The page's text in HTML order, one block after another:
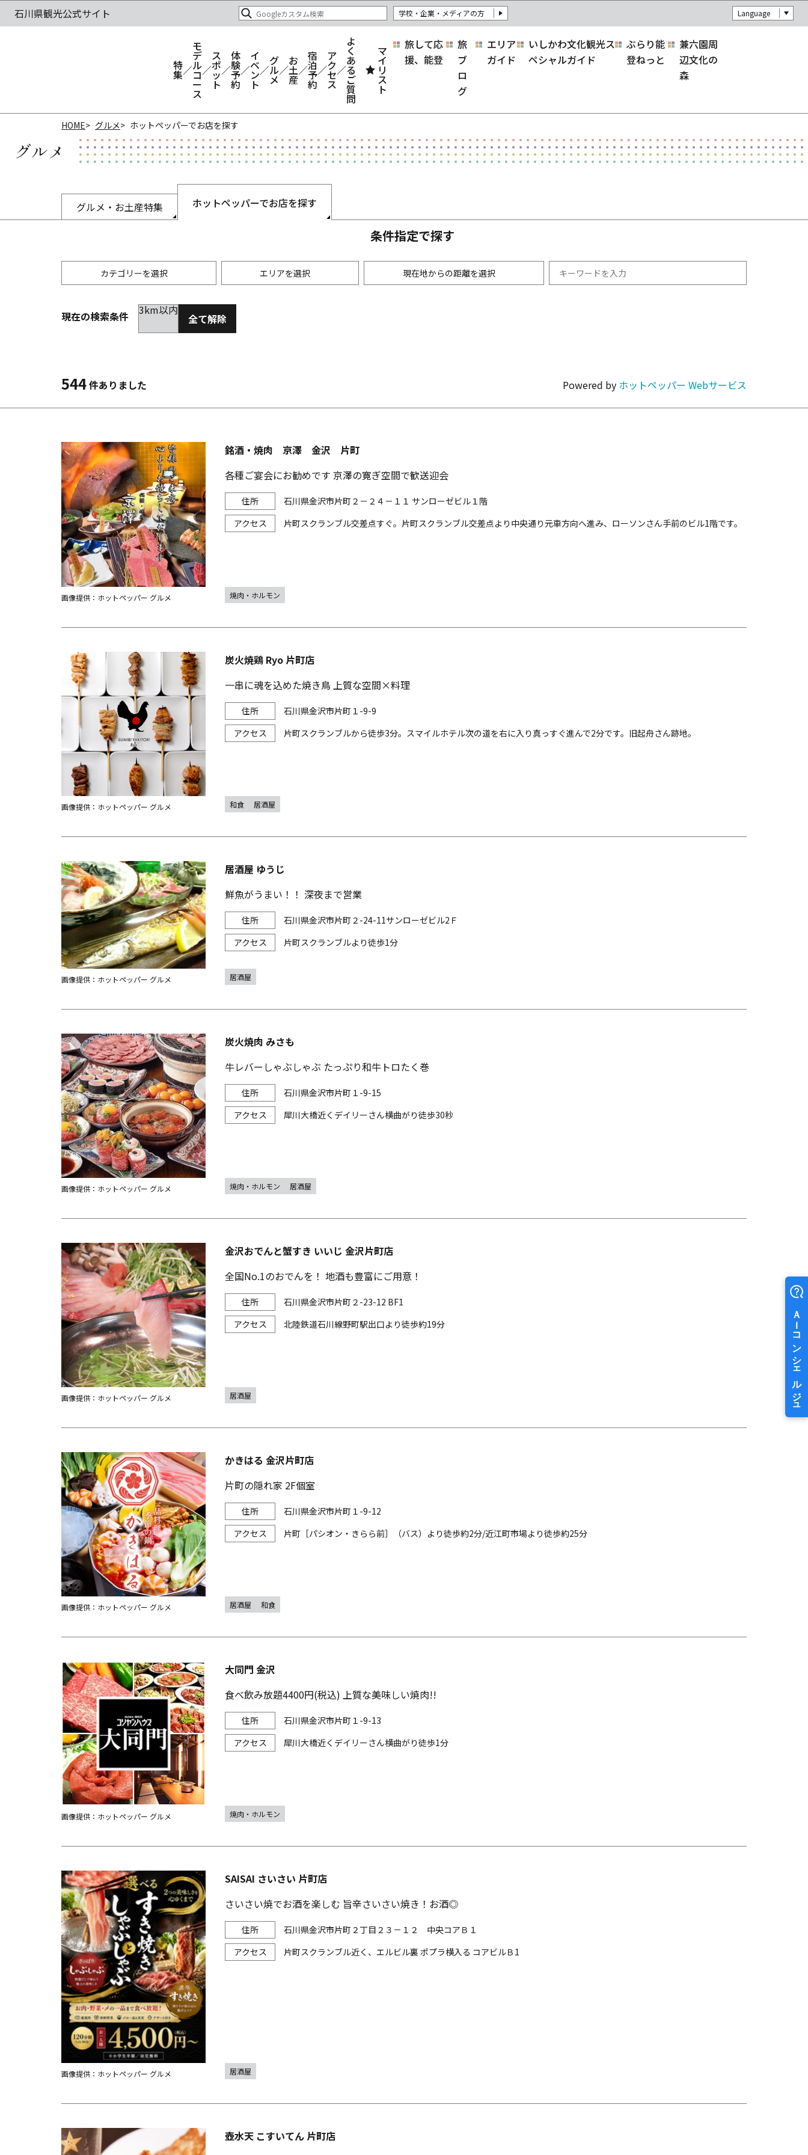
学校・企業・メディアの方 Language
特
集
モ
デ
ル
コ
ー
ス
ス
ポ
ッ
ト
体
験
予
約
イ
ベ
ン
ト
グ
ル
メ
お
土
産
宿
泊
予
約
ア
ク
セ
ス
よ
く
あ
る
ご
質
問
マ
イ
リ
ス
ト
旅して応
援、能登
旅
ブ
ロ
グ
エリア
ガイド
いしかわ文化観光ス
ペシャルガイド
ぶらり能
登ねっと
兼六園周
辺文化の
森
HOME グルメ ホットペッパーでお店を探す
グルメ
グルメ・お土産特集 ホットペッパーでお店を探す
条件指定で探す
カテゴリーを選択 エリアを選択 現在地からの距離を選択
居酒屋
韓国料理 カラオケ・パーティ
その他グルメ
金沢(片町･香林坊･にし茶屋周辺)
金沢市他・野々市・白山・内灘
未選択
現在の検索条件 3km以内
全て解除
544件ありました Powered by ホットペッパー Webサービス
銘酒・焼肉 京澤 金沢 片町
各種ご宴会にお勧めです 京澤の寛ぎ空間で歓送迎会
石川県金沢市片町２－２４－１１ サンローゼビル１階
片町スクランブル交差点すぐ。片町スクランブル交差点より中央通り元車方向へ進み、ローソンさん手前のビル1階です。
画像提供：ホットペッパー グルメ 焼肉・ホルモン
炭火焼鶏 Ryo 片町店
一串に魂を込めた焼き鳥 上質な空間×料理
石川県金沢市片町１-9-9
片町スクランブルから徒歩3分。スマイルホテル次の道を右に入り真っすぐ進んで2分です。旧起舟さん跡地。
画像提供：ホットペッパー グルメ 和食 居酒屋
居酒屋 ゆうじ
鮮魚がうまい！！ 深夜まで営業
石川県金沢市片町２-24-11サンローゼビル2Ｆ
片町スクランブルより徒歩1分
画像提供：ホットペッパー グルメ 居酒屋
炭火焼肉 みさも
牛レバーしゃぶしゃぶ たっぷり和牛トロたく巻
石川県金沢市片町１-9-15
犀川大橋近くデイリーさん横曲がり徒歩30秒
画像提供：ホットペッパー グルメ 焼肉・ホルモン 居酒屋
金沢おでんと蟹すき いいじ 金沢片町店
全国No.1のおでんを！ 地酒も豊富にご用意！
石川県金沢市片町２-23-12 BF1
北陸鉄道石川線野町駅出口より徒歩約19分
画像提供：ホットペッパー グルメ 居酒屋
かきはる 金沢片町店
片町の隠れ家 2F個室
石川県金沢市片町１-9-12
片町［パシオン・きらら前］（バス）より徒歩約2分/近江町市場より徒歩約25分
画像提供：ホットペッパー グルメ 居酒屋 和食
大同門 金沢
食べ飲み放題4400円(税込) 上質な美味しい焼肉!!
石川県金沢市片町１-9-13
犀川大橋近くデイリーさん横曲がり徒歩1分
画像提供：ホットペッパー グルメ 焼肉・ホルモン
SAISAI さいさい 片町店
さいさい焼でお酒を楽しむ 旨辛さいさい焼き！お酒◎
石川県金沢市片町２丁目２３－１２ 中央コアＢ１
片町スクランブル近く、エルビル裏 ポプラ横入る コアビルＢ1
画像提供：ホットペッパー グルメ 居酒屋
壺水天 こすいてん 片町店